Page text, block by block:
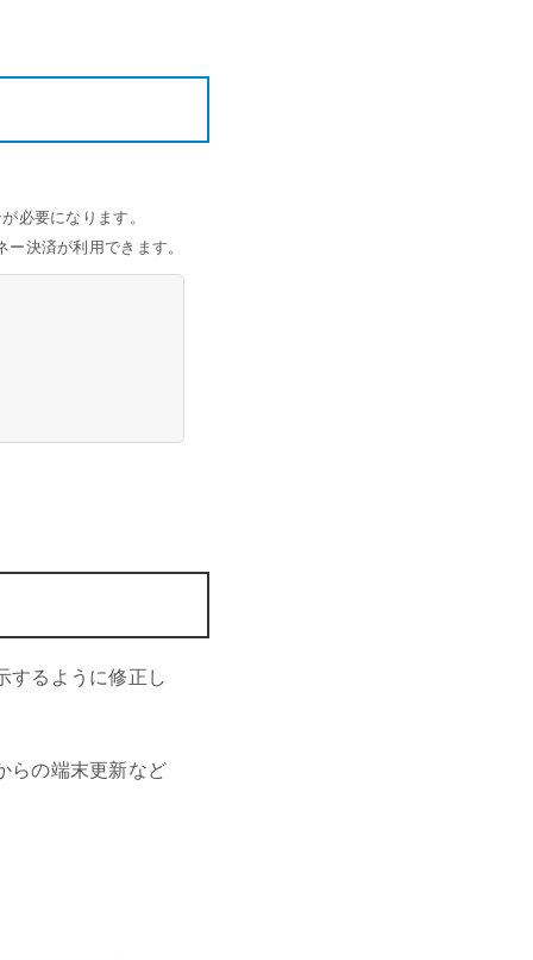
必要になります。
決済が利用できます。
するように修正し
らの端末更新など